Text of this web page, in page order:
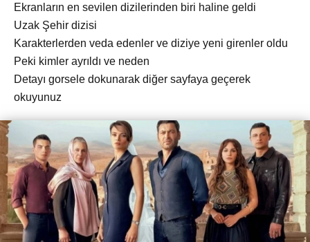
Ekranların en sevilen dizilerinden biri haline geldi
Uzak Şehir dizisi
Karakterlerden veda edenler ve diziye yeni girenler oldu
Peki kimler ayrıldı ve neden
Detayı gorsele dokunarak diğer sayfaya geçerek
okuyunuz